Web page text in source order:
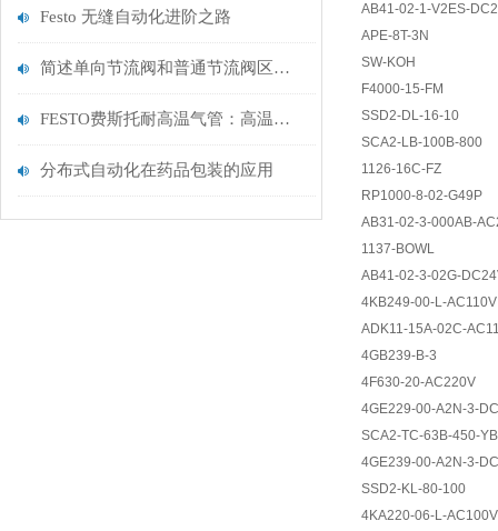
Festo 无缝自动化进阶之路
简述单向节流阀和普通节流阀区别有哪些？
FESTO费斯托耐高温气管：高温环境下的稳定传输专家
分布式自动化在药品包装的应用
AB41-02-1-V2ES-
APE-8T-3N
SW-KOH
F4000-15-FM
SSD2-DL-16-10
SCA2-LB-100B-800
1126-16C-FZ
RP1000-8-02-G49P
AB31-02-3-000AB-
1137-BOWL
AB41-02-3-02G-
4KB249-00-L-AC110V
ADK11-15A-02C-
4GB239-B-3
4F630-20-AC220V
4GE229-00-A2N-3-
SCA2-TC-63B-450-
4GE239-00-A2N-3-
SSD2-KL-80-100
4KA220-06-L-AC100V